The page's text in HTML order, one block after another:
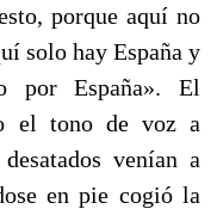
porque aquí no
solo hay España y
por España». El
el tono de voz a
venían a
en pie cogió la